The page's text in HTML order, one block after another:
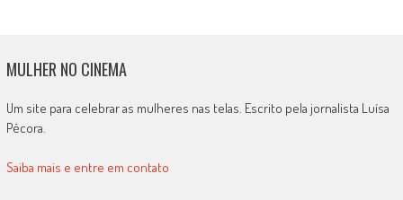
MULHER NO CINEMA
Um site para celebrar as mulheres nas telas. Escrito pela jornalista Luísa
Pécora.
Saiba mais e entre em contato